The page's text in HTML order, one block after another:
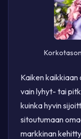
Kaiken
vain lyhyt- tai
kuinka hyvin
sitoutumaan
markkinan